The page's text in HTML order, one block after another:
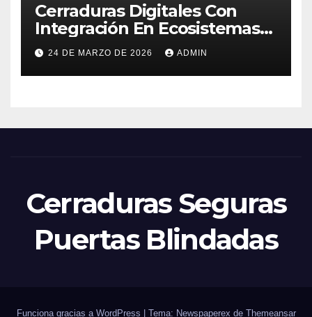
Cerraduras Digitales Con
Integración En Ecosistemas
Domóticos
24 DE MARZO DE 2026 ADMIN
Cerraduras Seguras
Puertas Blindadas
Funciona gracias a WordPress Tema: Newspaperex de Themeansar